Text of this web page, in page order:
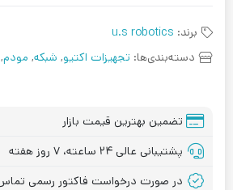
برند: u.s robotics
دسته‌بندی‌ها: تجهیزات اکتیو, شبکه, مودم,
تضمین بهترین قیمت بازار
پشتیبانی عالی ۲۴ ساعته، ۷ روز هفته
در صورت درخواست فاکتور رسمی تماس